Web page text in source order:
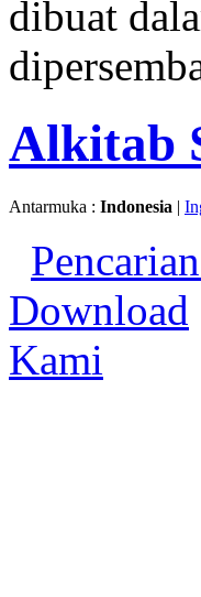
dibuat
Alkitab
Antarmuka : Indonesia |
Download
Kami